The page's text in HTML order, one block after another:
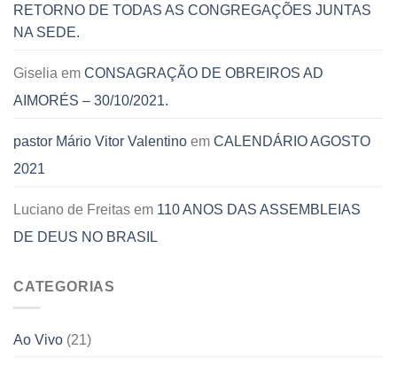
RETORNO DE TODAS AS CONGREGAÇÕES JUNTAS
NA SEDE.
Giselia em CONSAGRAÇÃO DE OBREIROS AD
AIMORÉS – 30/10/2021.
pastor Mário Vitor Valentino em CALENDÁRIO AGOSTO
2021
Luciano de Freitas em 110 ANOS DAS ASSEMBLEIAS
DE DEUS NO BRASIL
CATEGORIAS
Ao Vivo (21)